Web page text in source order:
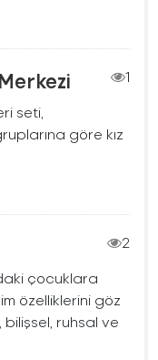
1
seti,
göre kız
2
çocuklara
özelliklerini göz
ruhsal ve